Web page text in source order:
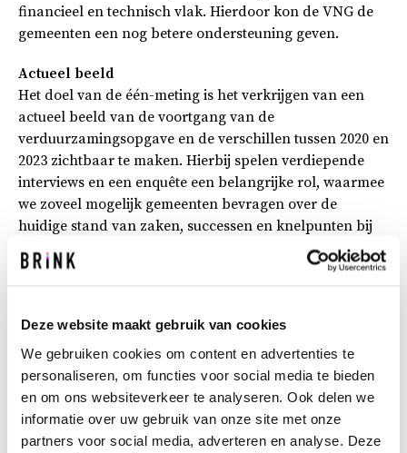
Deze website maakt gebruik van cookies
We gebruiken cookies om content en advertenties te
personaliseren, om functies voor social media te bieden
en om ons websiteverkeer te analyseren. Ook delen we
informatie over uw gebruik van onze site met onze
partners voor social media, adverteren en analyse. Deze
financieel en technisch vlak. Hierdoor kon de VNG de
gemeenten een nog betere ondersteuning geven.
Actueel beeld
Het doel van de één-meting is het verkrijgen van een
actueel beeld van de voortgang van de
verduurzamingsopgave en de verschillen tussen 2020 en
2023 zichtbaar te maken. Hierbij spelen verdiepende
interviews en een enquête een belangrijke rol, waarmee
we zoveel mogelijk gemeenten bevragen over de
huidige stand van zaken, successen en knelpunten bij
de verduurzaming van hun vastgoed.
opnieuw richting geven aan de projecten van de VNG
om de verduurzaming te versnellen en op welke
vlakken zij gemeenten kan ondersteunen. Daarnaast
worden de uitkomsten gebruikt om de Sectorale
Routekaart Maatschappelijk Vastgoed te herijken. Mooi
dat we daar onze expertise voor kunnen inzetten!